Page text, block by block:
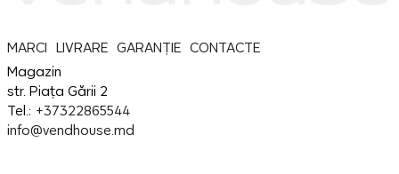
MARCI LIVRARE GARANȚIE
CONTACTE
Magazin
str. Piața Gării 2
Tel.: +37322865544
info@vendhouse.md